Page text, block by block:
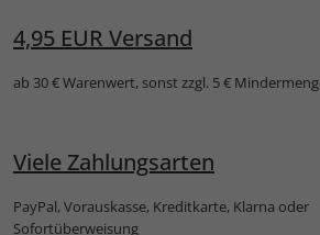
4,95 EUR Versand
ab 30 € Warenwert, sonst zzgl. 5 €
Viele Zahlungsarten
PayPal, Vorauskasse, Kreditkarte, Klarna oder
Sofortüberweisung